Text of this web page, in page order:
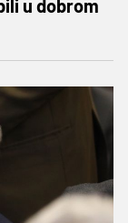
u dobrom